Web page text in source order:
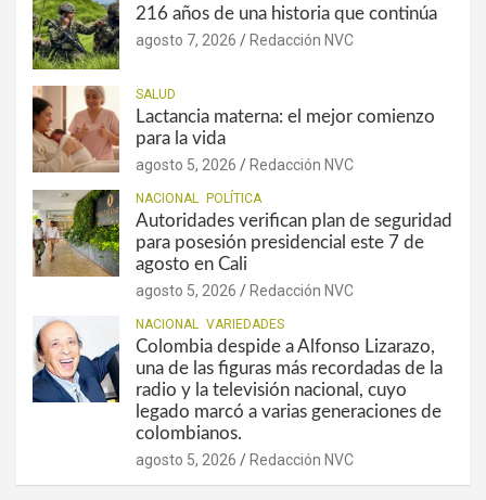
216 años de una historia que continúa
agosto 7, 2026 Redacción NVC
SALUD
Lactancia materna: el mejor comienzo
para la vida
agosto 5, 2026 Redacción NVC
NACIONAL POLÍTICA
Autoridades verifican plan de seguridad
para posesión presidencial este 7 de
agosto en Cali
agosto 5, 2026 Redacción NVC
NACIONAL VARIEDADES
Colombia despide a Alfonso Lizarazo,
una de las figuras más recordadas de la
radio y la televisión nacional, cuyo
legado marcó a varias generaciones de
colombianos.
agosto 5, 2026 Redacción NVC